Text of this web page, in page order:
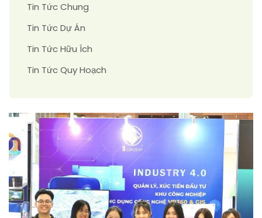
Tin Tức Chung
Tin Tức Dự Án
Tin Tức Hữu Ích
Tin Tức Quy Hoạch